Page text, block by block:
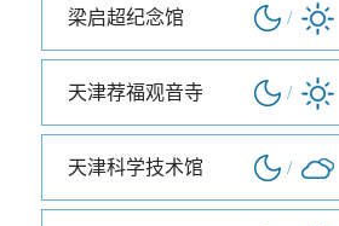
梁启超纪念馆 /
天津荐福观音寺 /
天津科学技术馆 /